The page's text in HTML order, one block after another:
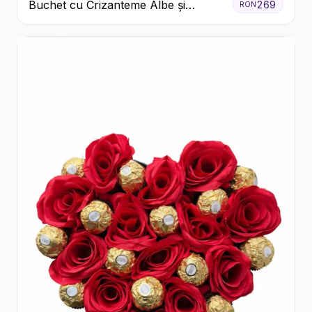
Buchet cu Crizanteme Albe și
Galbene
RON 269